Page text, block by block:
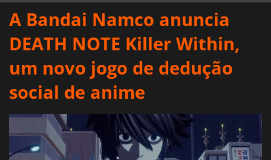
SOFTWARE
A Bandai Namco anuncia
DEATH NOTE Killer Within,
um novo jogo de dedução
social de anime